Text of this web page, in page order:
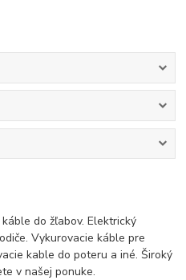
do žľabov. Elektrický
Vykurovacie káble pre
kable do poteru a iné. Široký
v našej ponuke.